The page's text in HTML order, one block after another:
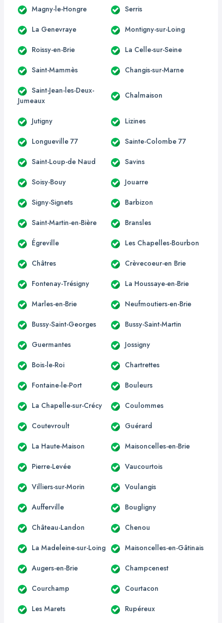
Magny-le-Hongre Serris
La Genevraye Montigny-sur-Loing
Roissy-en-Brie La Celle-sur-Seine
Saint-Mammès Changis-sur-Marne
Saint-Jean-les-Deux-
Jumeaux
Chalmaison
Jutigny Lizines
Longueville 77 Sainte-Colombe 77
Saint-Loup-de Naud Savins
Soisy-Bouy Jouarre
Signy-Signets Barbizon
Saint-Martin-en-Bière Bransles
Égreville Les Chapelles-Bourbon
Châtres Crèvecoeur-en Brie
Fontenay-Trésigny La Houssaye-en-Brie
Marles-en-Brie Neufmoutiers-en-Brie
Bussy-Saint-Georges Bussy-Saint-Martin
Guermantes Jossigny
Bois-le-Roi Chartrettes
Fontaine-le-Port Bouleurs
La Chapelle-sur-Crécy Coulommes
Coutevroult Guérard
La Haute-Maison Maisoncelles-en-Brie
Pierre-Levée Vaucourtois
Villiers-sur-Morin Voulangis
Aufferville Bougligny
Château-Landon Chenou
La Madeleine-sur-Loing Maisoncelles-en-Gâtinais
Augers-en-Brie Champcenest
Courchamp Courtacon
Les Marets Rupéreux